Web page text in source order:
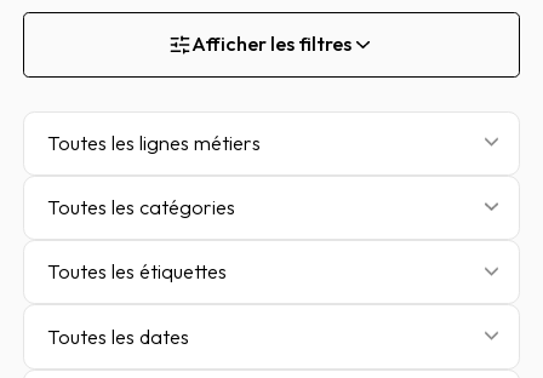
Afficher les filtres
Toutes les lignes métiers
Toutes les catégories
Toutes les étiquettes
Toutes les dates